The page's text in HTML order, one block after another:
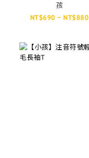
孩
NT$690 ~ NT$880